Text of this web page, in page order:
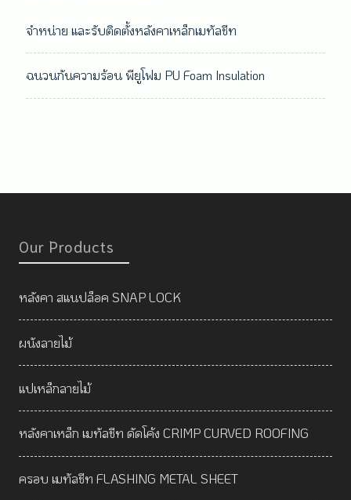
จำหน่าย และรับติดตั้งหลังคาเหล็กเมทัลชีท
ฉนวนกันความร้อน พียูโฟม PU Foam Insulation
Our Products
หลังคา สแนปล็อค SNAP LOCK
ผนังลายไม้
แปเหล็กลายไม้
หลังคาเหล็ก เมทัลชีท ดัดโค้ง CRIMP CURVED ROOFING
ครอบ เมทัลชีท FLASHING METAL SHEET